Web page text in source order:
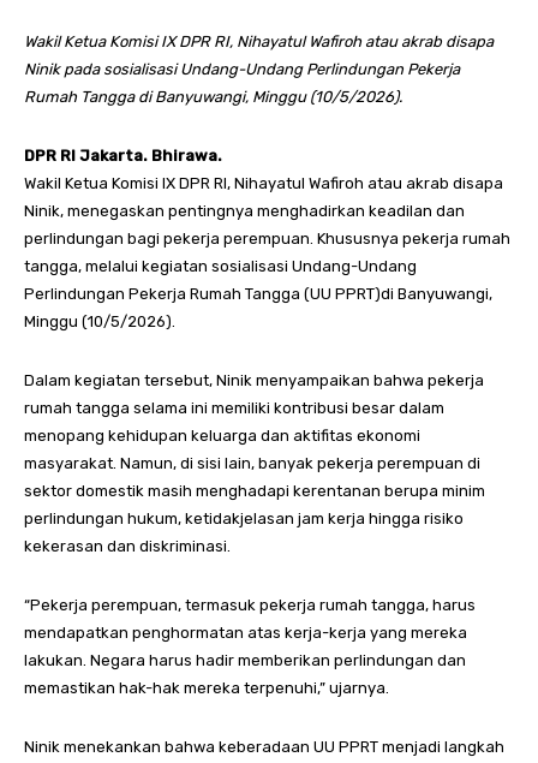
Wakil Ketua Komisi IX DPR RI, Nihayatul Wafiroh atau akrab disapa
Ninik pada sosialisasi Undang-Undang Perlindungan Pekerja
Rumah Tangga di Banyuwangi, Minggu (10/5/2026).
DPR RI Jakarta. Bhirawa.
Wakil Ketua Komisi IX DPR RI, Nihayatul Wafiroh atau akrab disapa
Ninik, menegaskan pentingnya menghadirkan keadilan dan
perlindungan bagi pekerja perempuan. Khususnya pekerja rumah
tangga, melalui kegiatan sosialisasi Undang-Undang
Perlindungan Pekerja Rumah Tangga (UU PPRT)di Banyuwangi,
Minggu (10/5/2026).
Dalam kegiatan tersebut, Ninik menyampaikan bahwa pekerja
rumah tangga selama ini memiliki kontribusi besar dalam
menopang kehidupan keluarga dan aktifitas ekonomi
masyarakat. Namun, di sisi lain, banyak pekerja perempuan di
sektor domestik masih menghadapi kerentanan berupa minim
perlindungan hukum, ketidakjelasan jam kerja hingga risiko
kekerasan dan diskriminasi.
“Pekerja perempuan, termasuk pekerja rumah tangga, harus
mendapatkan penghormatan atas kerja-kerja yang mereka
lakukan. Negara harus hadir memberikan perlindungan dan
memastikan hak-hak mereka terpenuhi,” ujarnya.
Ninik menekankan bahwa keberadaan UU PPRT menjadi langkah